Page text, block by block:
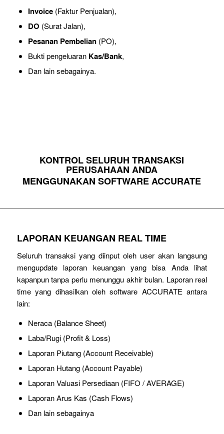
Invoice(Faktur Penjualan),
DO (Surat Jalan),
Pesanan Pembelian(PO),
Bukti pengeluaran Kas/Bank,
Dan lain sebagainya.
KONTROL SELURUH TRANSAKSI
PERUSAHAAN ANDA
MENGGUNAKAN SOFTWARE ACCURATE
LAPORAN KEUANGAN REAL TIME
Seluruh transaksi yang diinput oleh user akan langsung
mengupdate laporan keuangan yang bisa Anda lihat
kapanpun tanpa perlu menunggu akhir bulan. Laporan real
time yang dihasilkan oleh software ACCURATE antara
lain:
Neraca (Balance Sheet)
Laba/Rugi (Profit & Loss)
Laporan Piutang (Account Receivable)
Laporan Hutang (Account Payable)
Laporan Valuasi Persediaan (FIFO / AVERAGE)
Laporan Arus Kas (Cash Flows)
Dan lain sebagainya